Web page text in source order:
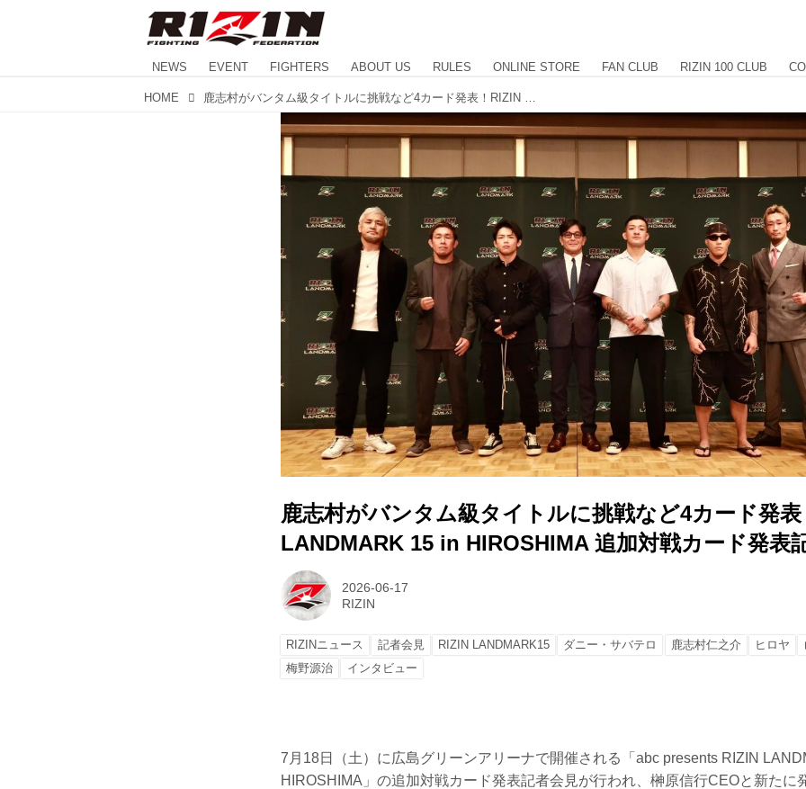
NEWS EVENT FIGHTERS ABOUT US RULES ONLINE STORE FAN CLUB RIZIN 100 CLUB
HOME
鹿志村がバンタム級タイトルに挑戦など4カード発
LANDMARK 15 in HIROSHIMA 追加対戦カード発表
2026-06-17
RIZIN
RIZINニュース 記者会見 RIZIN LANDMARK15 ダニー・サバテロ 鹿志村仁之介 ヒロヤ
梅野源治
インタビュー
7月18日（土）に広島グリーンアリーナで開催される「abc presents RIZIN
HIROSHIMA」の追加対戦カード発表記者会見が行われ、榊原信行CEOと新たに